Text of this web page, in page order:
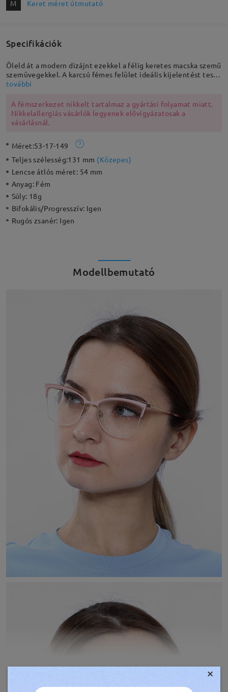
M Keret méret útmutató
Specifikációk
Öleld át a modern dizájnt ezekkel a félig keretes macska szemű
szemüvegekkel. A karcsú fémes felület ideális kijelentést tesz
ezeknek a szemüvegeknek. Állítható orrpárnákkal tervezték,
további
A fémszerkezet nikkelt tartalmaz a gyártási folyamat miatt.
Nikkelallergiás vásárlók legyenek elővigyázatosak a
vásárlásnál.
Méret:53-17-149
Teljes szélesség:131 mm (Közepes)
Lencse átlós méret: 54 mm
Anyag: Fém
Súly: 18g
Bifokális/Progresszív: Igen
Rugós zsanér: Igen
Modellbemutató
TOVÁBBIAK MEGJELENÍTÉSE ×